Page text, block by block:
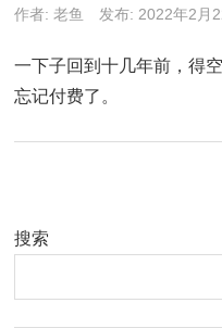
作者:老鱼 发布: 2022年2月
一下子回到十几年前，得
忘记付费了。
搜索